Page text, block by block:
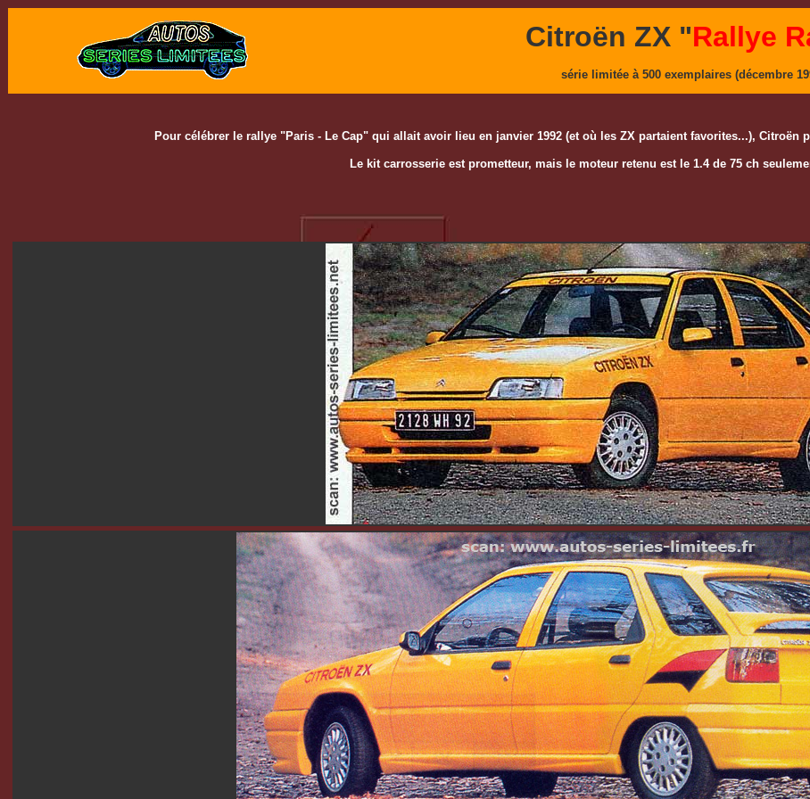
Citroën ZX "Rallye
série limitée à 500 exemplaires (décembre
Pour célébrer le rallye "Paris - Le Cap" qui allait avoir lieu en janvier 1992 (et où les ZX partaient favorites...), Citroën
Le kit carrosserie est prometteur, mais le moteur retenu est le 1.4 de 75 ch